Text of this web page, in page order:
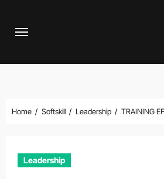
Home Softskill Leadership TRAINING
Leadership